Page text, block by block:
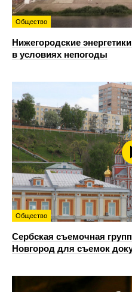
Общество
Нижегородские
в условиях непогоды
Общество
Сербская съемочная
Новгород для съемок